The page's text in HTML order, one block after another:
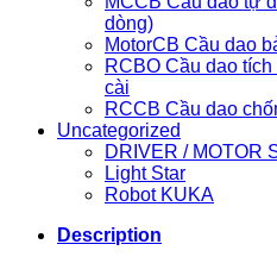
dòng)
MotorCB Cầu dao
RCBO Cầu dao
cài
RCCB Cầu dao
Uncategorized
DRIVER / MOTOR
Light Star
Robot KUKA
Description